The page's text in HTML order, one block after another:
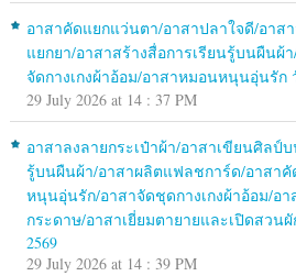
อาสาคัดแยกแว่นตา/อาสาปลาใจดี/อาส
แยกยา/อาสาสร้างสื่อการเรียนรู้บนผืน
จัดกางเกงผ้าอ้อม/อาสาหมอนหนุนอุ่นรัก
29 July 2026 at 14 : 37 PM
อาสาลงลายกระเป๋าผ้า/อาสาเขียนศิลป์
รู้บนผืนผ้า/อาสาผลิตแฟลชการ์ด/อาสา
หนุนอุ่นรัก/อาสาจัดชุดกางเกงผ้าอ้อม/อ
กระดาษ/อาสาเยี่ยมตายายและเปิดสวนผั
2569
29 July 2026 at 14 : 39 PM